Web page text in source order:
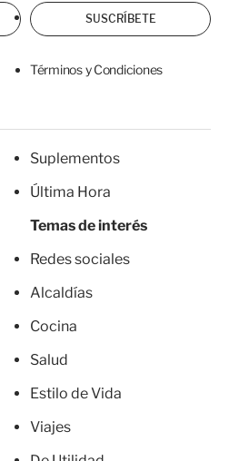
SUSCRÍBETE
Términos y Condiciones
Suplementos
Última Hora
Temas de interés
Redes sociales
Alcaldías
Cocina
Salud
Estilo de Vida
Viajes